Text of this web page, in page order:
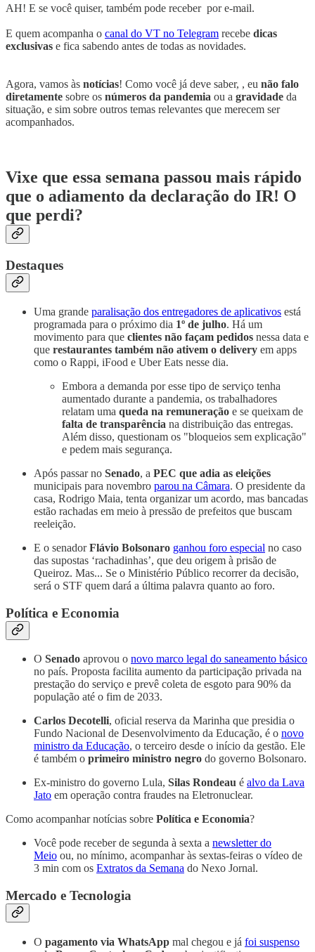
AH! E se você quiser, também pode receber por e-mail.
E quem acompanha o canal do VT no Telegram recebe dicas
exclusivas e fica sabendo antes de todas as novidades.
Agora, vamos às notícias! Como você já deve saber, , eu não falo
diretamente sobre os números da pandemia ou a gravidade da
situação, e sim sobre outros temas relevantes que merecem ser
acompanhados.
Vixe que essa semana passou mais rápido
que o adiamento da declaração do IR! O
que perdi?
Destaques
Uma grande paralisação dos entregadores de aplicativos está
programada para o próximo dia 1º de julho. Há um
movimento para que clientes não façam pedidos nessa data e
que restaurantes também não ativem o delivery em apps
como o Rappi, iFood e Uber Eats nesse dia.
Embora a demanda por esse tipo de serviço tenha
aumentado durante a pandemia, os trabalhadores
relatam uma queda na remuneração e se queixam de
falta de transparência na distribuição das entregas.
Além disso, questionam os "bloqueios sem explicação"
e pedem mais segurança.
Após passar no Senado, a PEC que adia as eleições
municipais para novembro parou na Câmara. O presidente da
casa, Rodrigo Maia, tenta organizar um acordo, mas bancadas
estão rachadas em meio à pressão de prefeitos que buscam
reeleição.
E o senadorFlávio Bolsonaro ganhou foro especial no caso
das supostas ‘rachadinhas’, que deu origem à prisão de
Queiroz. Mas... Se o Ministério Público recorrer da decisão,
será o STF quem dará a última palavra quanto ao foro.
Política e Economia
O Senado aprovou o novo marco legal do saneamento básico
no país. Proposta facilita aumento da participação privada na
prestação do serviço e prevê coleta de esgoto para 90% da
população até o fim de 2033.
Carlos Decotelli, oficial reserva da Marinha que presidia o
Fundo Nacional de Desenvolvimento da Educação, é o novo
ministro da Educação, o terceiro desde o início da gestão. Ele
é também o primeiro ministro negro do governo Bolsonaro.
Ex-ministro do governo Lula, Silas Rondeau é alvo da Lava
Jato em operação contra fraudes na Eletronuclear.
Como acompanhar notícias sobre Política e Economia?
Você pode receber de segunda à sexta a newsletter do
Meio ou, no mínimo, acompanhar às sextas-feiras o vídeo de
3 min com os Extratos da Semana do Nexo Jornal.
Mercado e Tecnologia
O pagamento via WhatsApp mal chegou e já foi suspenso